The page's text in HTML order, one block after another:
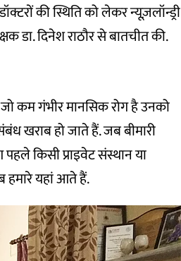
की स्थिति को लेकर न्यूज़लॉन्ड्री
डा. दिनेश राठौर से बातचीत की.
कम गंभीर मानसिक रोग है उनको
खराब हो जाते हैं. जब बीमारी
किसी प्राइवेट संस्थान या
यहां आते हैं.